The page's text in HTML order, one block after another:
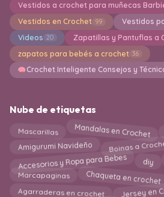
Vestidos a crochet para muñecas
Vestidos en Crochet 99 Vestidos
Videos 20 Zapatillas y Pantuflas a
zapatos para bebés a crochet 36
Crochet Inteligente Consejos y
Nube de etiquetas
Mascarillas Mandalas en Crochet
Amigurumi Navideño Boinas a
Accesorios y Ropa para Bebes diy
Marcapaginas Chaqueta en crochet
Agarraderas en crochet Jersey en